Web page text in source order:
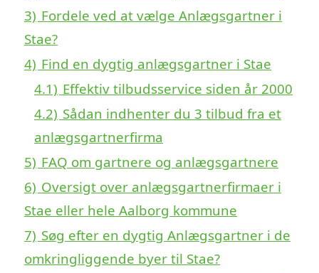
3) Fordele ved at vælge Anlægsgartner i
Stae?
4) Find en dygtig anlægsgartner i Stae
4.1) Effektiv tilbudsservice siden år 2000
4.2) Sådan indhenter du 3 tilbud fra et
anlægsgartnerfirma
5) FAQ om gartnere og anlægsgartnere
6) Oversigt over anlægsgartnerfirmaer i
Stae eller hele Aalborg kommune
7) Søg efter en dygtig Anlægsgartner i de
omkringliggende byer til Stae?